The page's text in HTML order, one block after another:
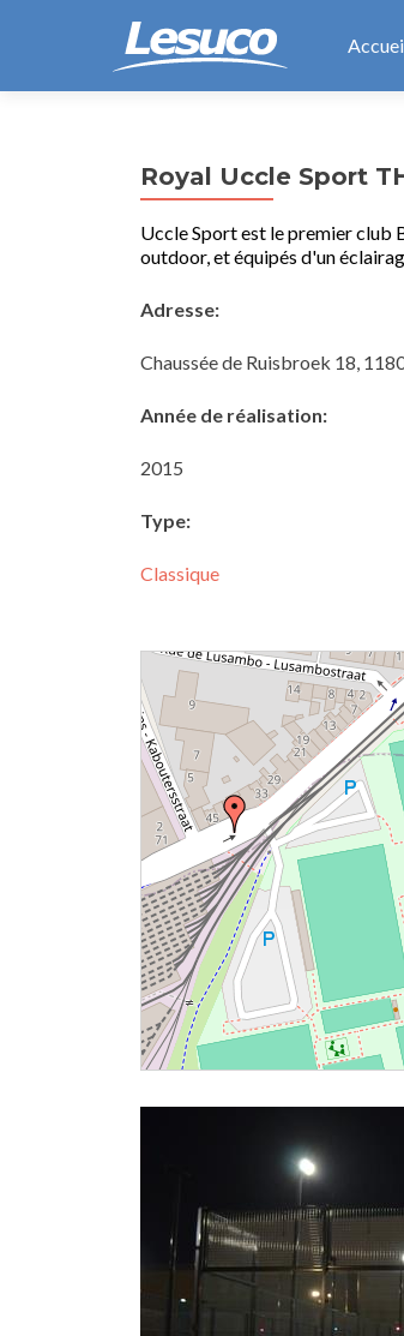
au
Royal Uccle Sport
Uccle Sport est le premier club
outdoor, et équipés d'un
Adresse:
Chaussée de Ruisbroek 18,
Année de réalisation:
2015
Type:
Classique